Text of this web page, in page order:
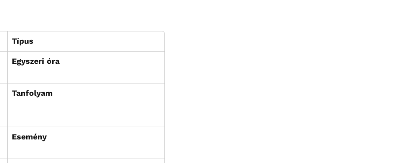
Típus
Egyszeri óra
Tanfolyam
Esemény